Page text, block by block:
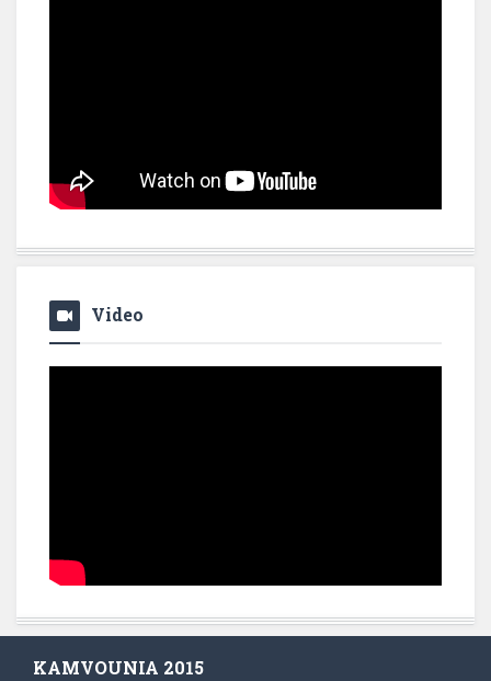
Video
KAMVOUNIA 2015